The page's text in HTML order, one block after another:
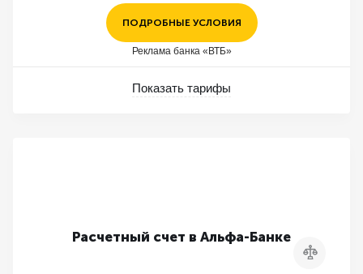
ПОДРОБНЫЕ УСЛОВИЯ
Реклама банка «ВТБ»
Показать тарифы
Расчетный счет в Альфа-Банке
Сравнить